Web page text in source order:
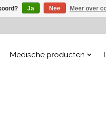
Medische producten
Ja Nee Meer over